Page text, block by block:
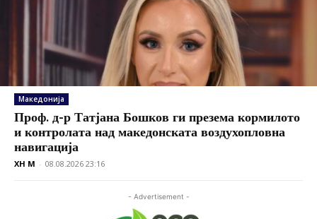
Македонија
Проф. д-р Татјана Бошков ги презема кормилото
и контролата над македонската воздухопловна
навигација
XH M - 08.08.2026 23:16
- Advertisement -